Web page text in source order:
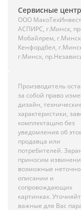
Сервисные
ООО
АСПИРС, г.Минск,
Мобайлрем,
Кенфордбел,
г.Минск,
Производитель
за собой право
дизайн,
характеристики,
комплектацию без
уведомления об
продавца или
потребителей.
приносим
возможные
описании и
сопровождающих
картинках.
важные для Вас